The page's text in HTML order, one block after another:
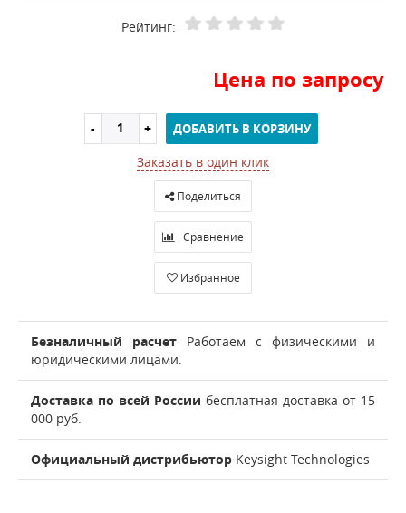
Рейтинг:
Цена по запросу
ДОБАВИТЬ В КОРЗИНУ
Заказать в один клик
Поделиться
Сравнение
Избранное
Безналичный расчет Работаем с физическими и
юридическими лицами.
Доставка по всей России бесплатная доставка от 15
000 руб.
Официальный дистрибьютор Keysight Technologies